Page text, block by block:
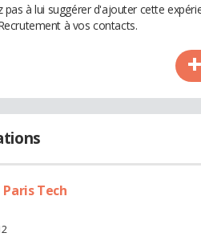
pas à lui suggérer d'ajouter cette
à vos contacts.
Paris Tech